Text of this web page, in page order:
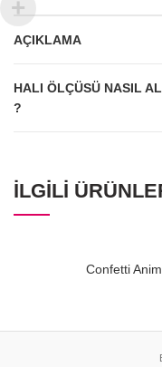
AÇIKLAMA
HALI ÖLÇÜSÜ NASIL
?
İLGILI
Confetti